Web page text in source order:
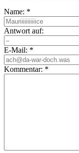
Name: *
Antwort auf:
E-Mail: *
Kommentar: *